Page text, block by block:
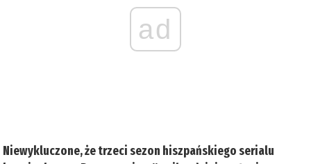
ad
Niewykluczone, że trzeci sezon hiszpańskiego serialu